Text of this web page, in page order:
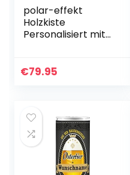
polar-effekt
Holzkiste
Personalisiert mit
Barrel Tennessee
€79.95